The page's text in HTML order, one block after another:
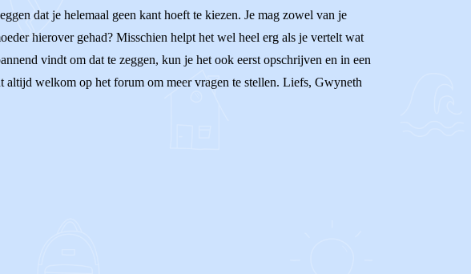
dat je helemaal geen kant hoeft te kiezen. Je mag zowel van je
hierover gehad? Misschien helpt het wel heel erg als je vertelt wat
vindt om dat te zeggen, kun je het ook eerst opschrijven en in een
welkom op het forum om meer vragen te stellen. Liefs, Gwyneth